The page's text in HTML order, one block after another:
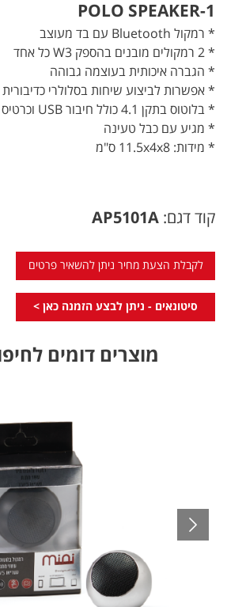
POLO SPEAKER-1
* רמקול Bluetooth עם בד מעוצב
* 2 רמקולים מובנים בהספק W3 כל אחד
* הגברה איכותית בעוצמה גבוהה
* אפשרות לביצוע שיחות בסלולרי כדיבורית
* בלוטוס בתקן 4.1 כולל חיבור USB וכרטיס זיכרון TF לניגון עצמאי
* מגיע עם כבל טעינה
* מידות: 11.5x4x8 ס"מ
קוד דגם: AP5101A
לקבלת הצעת מחיר ניתן להשאיר פרטים
סיטונאים - ניתן לבצע הזמנה כאן >
מוצרים דומים